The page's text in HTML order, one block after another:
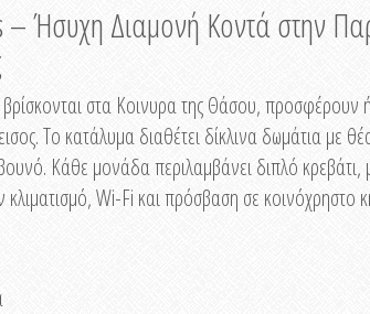
Ήσυχη Διαμονή Κοντά στην
στα Κοινυρα της Θάσου, προσφέρουν
Το κατάλυμα διαθέτει δίκλινα δωμάτια με
Κάθε μονάδα περιλαμβάνει διπλό κρεβάτι,
Wi-Fi και πρόσβαση σε κοινόχρηστο